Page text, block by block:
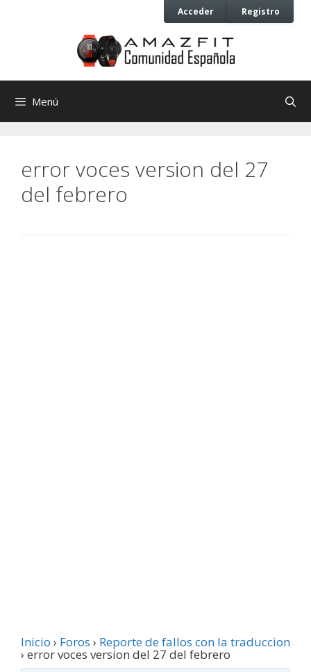
Acceder Registro
Menú
error voces version del 27
del febrero
Inicio › Foros › Reporte de fallos con la traduccion
› error voces version del 27 del febrero